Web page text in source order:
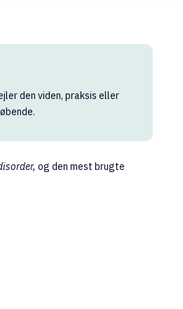
den viden, praksis eller
og den mest brugte